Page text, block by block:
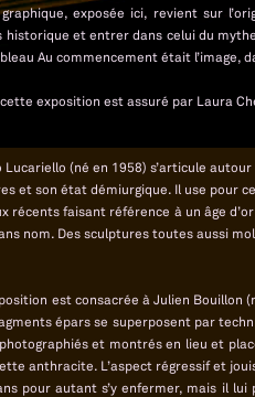
exposée ici, revient sur
historique et entrer dans celui du
Au commencement était l’image,
exposition est assuré par Laura
(né en 1958) s’articule
et son état démiurgique. Il use pour
récents faisant référence à un âge
nom. Des sculptures toutes aussi
est consacrée à Julien Bouillon
épars se superposent par
et montrés en lieu et
anthracite. L’aspect régressif et
pour autant s’y enfermer, mais il